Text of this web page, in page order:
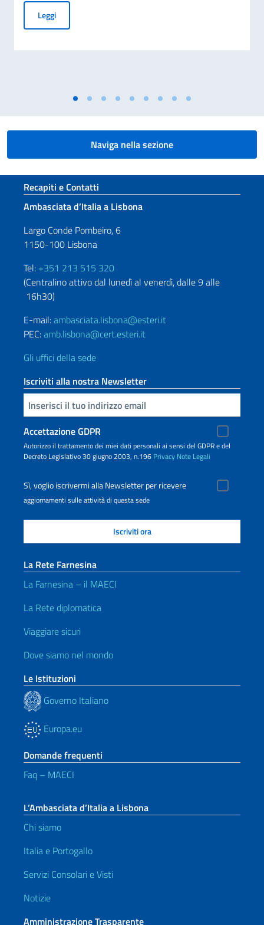
LeggiCessazione della validità della carta d’identità cartacea
Naviga nella sezione
Sezione footer
Recapiti e Contatti
Ambasciata d’Italia a Lisbona
Largo Conde Pombeiro, 6
1150-100 Lisbona
Tel: +351 213 515 320
(Centralino attivo dal lunedì al venerdì, dalle 9 alle
16h30)
E-mail:ambasciata.lisbona@esteri.it
PEC:amb.lisbona@cert.esteri.it
Gli uffici della sede
Iscriviti alla nostra Newsletter
Inserisci la tua email
Accettazione GDPR
Autorizzo il trattamento dei miei dati personali ai sensi del GDPR e del
Decreto Legislativo 30 giugno 2003, n.196 Privacy Note Legali
Sì, voglio iscrivermi alla Newsletter per ricevere
aggiornamenti sulle attività di questa sede
La Rete Farnesina
La Farnesina – il MAECI
La Rete diplomatica
Viaggiare sicuri
Dove siamo nel mondo
Le Istituzioni
Governo Italiano
Europa.eu
Domande frequenti
Faq – MAECI
L’Ambasciata d’Italia a Lisbona
Chi siamo
Italia e Portogallo
Servizi Consolari e Visti
Notizie
Amministrazione Trasparente